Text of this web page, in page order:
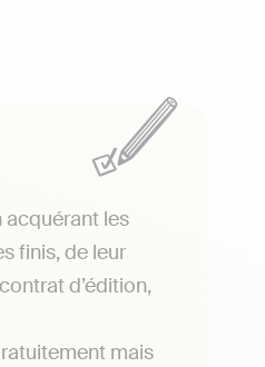
acquérant les
finis, de leur
d’édition,
mais